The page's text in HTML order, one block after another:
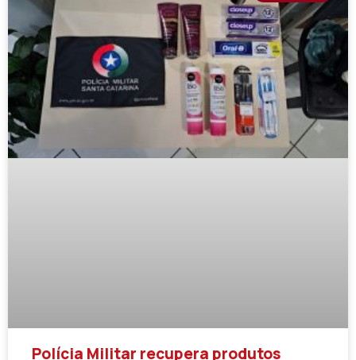
Polícia Militar recupera produtos